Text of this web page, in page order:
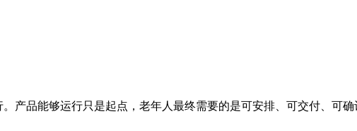
产品能够运行只是起点，老年人最终需要的是可安排、可交付、可确